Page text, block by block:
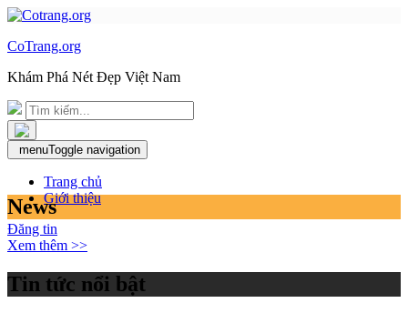
CoTrang.org
Khám Phá Nét Đẹp Việt Nam
menuToggle navigation
Trang chủ
Giới thiệu
Đăng tin
News
Xem thêm >>
Tin tức nổi bật